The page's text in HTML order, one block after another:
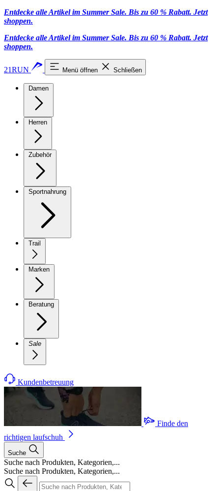
Entdecke alle Artikel im Summer Sale. Bis zu 60 % Rabatt. Jetzt
shoppen.
Entdecke alle Artikel im Summer Sale. Bis zu 60 % Rabatt. Jetzt
shoppen.
21RUN Menü öffnen Schließen
Damen
Herren
Zubehör
Sportnahrung
Trail
Marken
Beratung
Sale
Kundenbetreuung
Finde den
richtigen laufschuh
Suche
Suche nach Produkten, Kategorien,...
Suche nach Produkten, Kategorien,...